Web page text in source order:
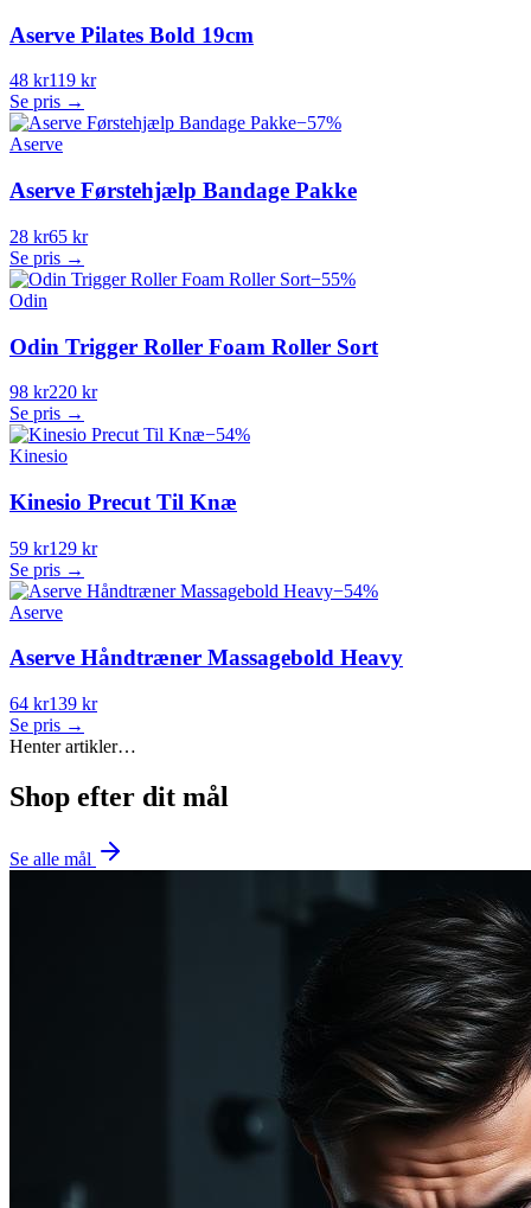
Aserve Pilates Bold 19cm
48 kr119 kr
Se pris →
−57%
Aserve
Aserve Førstehjælp Bandage Pakke
28 kr65 kr
Se pris →
−55%
Odin
Odin Trigger Roller Foam Roller Sort
98 kr220 kr
Se pris →
−54%
Kinesio
Kinesio Precut Til Knæ
59 kr129 kr
Se pris →
−54%
Aserve
Aserve Håndtræner Massagebold Heavy
64 kr139 kr
Se pris →
Henter artikler…
Shop efter dit mål
Se alle mål